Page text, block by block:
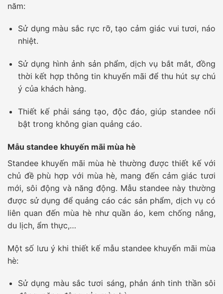
năm:
Sử dụng màu sắc rực rỡ, tạo cảm giác vui tươi, náo
nhiệt.
Sử dụng hình ảnh sản phẩm, dịch vụ bắt mắt, đồng
thời kết hợp thông tin khuyến mãi để thu hút sự chú
ý của khách hàng.
Thiết kế phải sáng tạo, độc đáo, giúp standee nổi
bật trong không gian quảng cáo.
Mẫu standee khuyến mãi mùa hè
Standee khuyến mãi mùa hè thường được thiết kế với
chủ đề phù hợp với mùa hè, mang đến cảm giác tươi
mới, sôi động và năng động. Mẫu standee này thường
được sử dụng để quảng cáo các sản phẩm, dịch vụ có
liên quan đến mùa hè như quần áo, kem chống nắng,
du lịch, ẩm thực,…
Một số lưu ý khi thiết kế mẫu standee khuyến mãi mùa
hè:
Sử dụng màu sắc tươi sáng, phản ánh tinh thần sôi